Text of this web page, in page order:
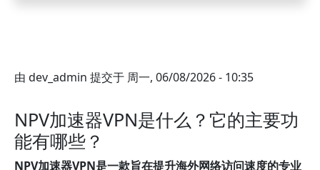
由 dev_admin 提交于 周一, 06/08/2026 - 10:35
NPV加速器VPN是什么？它的主要功
能有哪些？
NPV加速器VPN是一款旨在提升海外网络访问速度的专业